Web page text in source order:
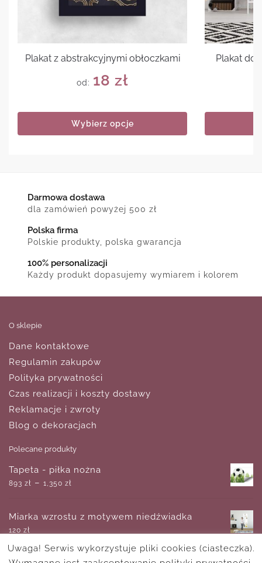
Plakat z abstrakcyjnymi obłoczkami
od: 18 zł
Wybierz opcje
Plakat do
Darmowa dostawa
dla zamówień powyżej 500 zł
Polska firma
Polskie produkty, polska gwarancja
100% personalizacji
Każdy produkt dopasujemy wymiarem i kolorem
O sklepie
Dane kontaktowe
Regulamin zakupów
Polityka prywatności
Czas realizacji i koszty dostawy
Reklamacje i zwroty
Blog o dekoracjach
Polecane produkty
Tapeta - piłka nożna
893 zł – 1,350 zł
Miarka wzrostu z motywem niedźwiadka
120 zł
Uwaga! Serwis wykorzystuje pliki cookies (ciasteczka).